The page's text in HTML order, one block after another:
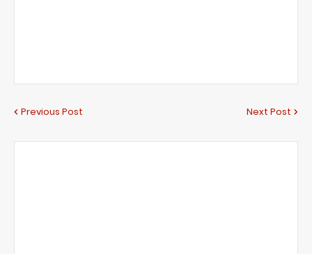
Previous Post Next Post